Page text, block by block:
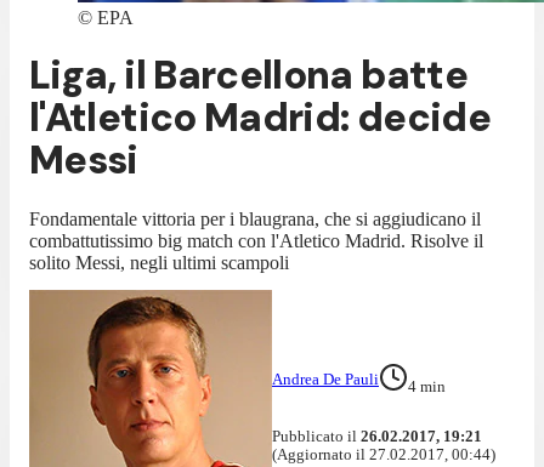
© EPA
Liga, il Barcellona batte
l'Atletico Madrid: decide
Messi
Fondamentale vittoria per i blaugrana, che si aggiudicano il
combattutissimo big match con l'Atletico Madrid. Risolve il
solito Messi, negli ultimi scampoli
Andrea De Pauli 4 min
Pubblicato il 26.02.2017, 19:21
(Aggiornato il 27.02.2017, 00:44)